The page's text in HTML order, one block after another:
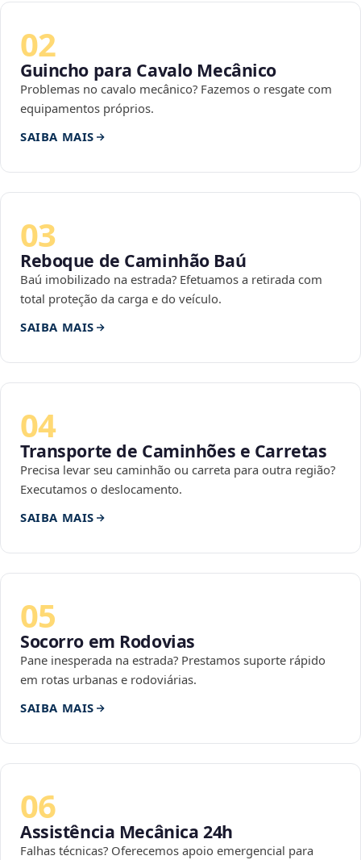
02
Guincho para Cavalo Mecânico
Problemas no cavalo mecânico? Fazemos o resgate com
equipamentos próprios.
SAIBA MAIS
03
Reboque de Caminhão Baú
Baú imobilizado na estrada? Efetuamos a retirada com
total proteção da carga e do veículo.
SAIBA MAIS
04
Transporte de Caminhões e Carretas
Precisa levar seu caminhão ou carreta para outra região?
Executamos o deslocamento.
SAIBA MAIS
05
Socorro em Rodovias
Pane inesperada na estrada? Prestamos suporte rápido
em rotas urbanas e rodoviárias.
SAIBA MAIS
06
Assistência Mecânica 24h
Falhas técnicas? Oferecemos apoio emergencial para